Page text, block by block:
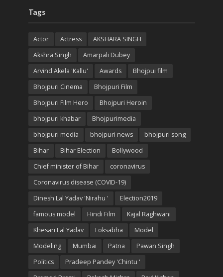
Tags
Actor Actress
AKSHARA SINGH
Akshra Singh
Amarpali Dubey
Arvind Akela 'Kallu'
Awards
Bhojpui film
Bhojpuri Cinema
Bhojpuri Film
Bhojpuri Film Hero
Bhojpuri Heroin
bhojpuri khabar
Bhojpurimedia
bhojpuri media
bhojpuri news
bhojpuri song
Bihar
Bihar Election
Bollywood
Chief minister of Bihar
coronavirus
Coronavirus disease (COVID-19)
Dinesh Lal Yadav 'Nirahu '
Election2019
famous model
Hindi Film
Kajal Raghwani
Khesari Lal Yadav
Loksabha
Model
Modeling
Mumbai Patna
Pawan Singh
Politics
Pradeep Pandey 'Chintu '